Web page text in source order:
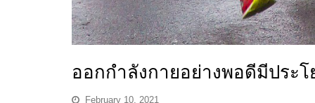
ออกกำลังกายอย่างพอดีมีประ
February 10, 2021